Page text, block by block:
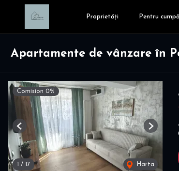
Proprietăți Pentru
Apartamente de vânzare în
Comision 0%
1 / 17 Harta
Previous Next